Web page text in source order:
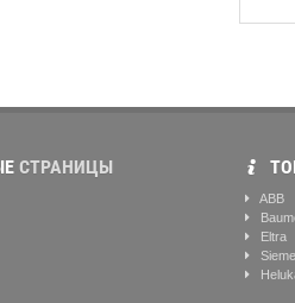
СТРАНИЦЫ
ABB
Eltra